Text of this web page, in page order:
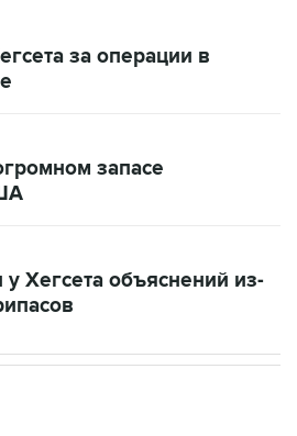
за операции в
запасе
Хегсета объяснений из-